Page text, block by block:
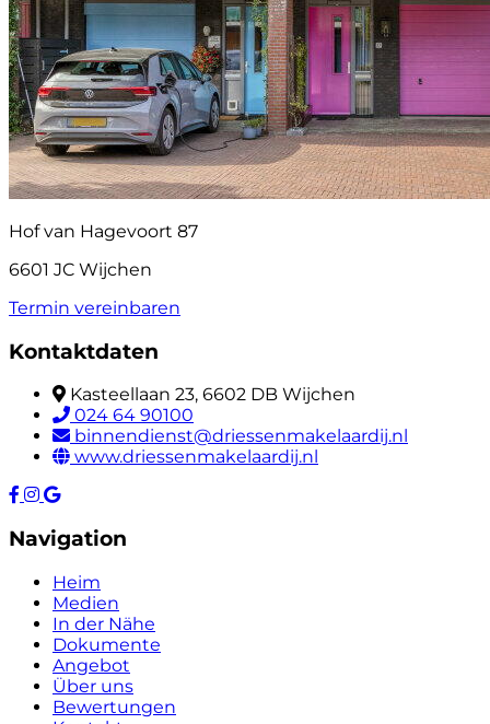
Hof van Hagevoort 87
6601 JC Wijchen
Termin vereinbaren
Kontaktdaten
Kasteellaan 23, 6602 DB Wijchen
024 64 90100
binnendienst@driessenmakelaardij.nl
www.driessenmakelaardij.nl
Navigation
Heim
Medien
In der Nähe
Dokumente
Angebot
Über uns
Bewertungen